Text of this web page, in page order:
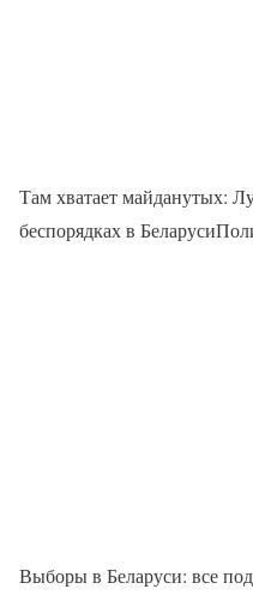
Там хватает майданутых:
беспорядках в
Выборы в Беларуси: все